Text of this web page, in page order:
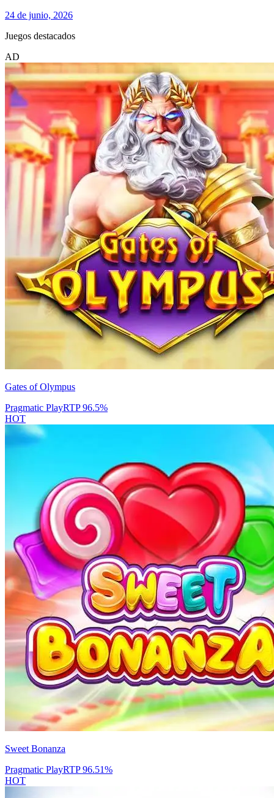
24 de junio, 2026
Juegos destacados
AD
Gates of Olympus
Pragmatic PlayRTP96.5%
HOT
Sweet Bonanza
Pragmatic PlayRTP96.51%
HOT